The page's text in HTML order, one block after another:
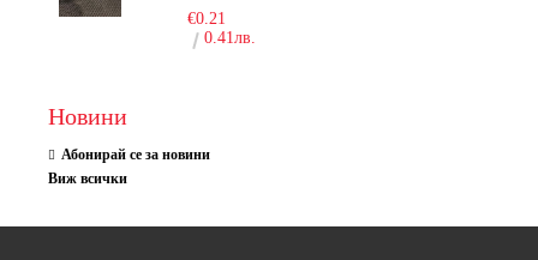
€0.21
0.41лв.
Новини
Абонирай се за новини
Виж всички